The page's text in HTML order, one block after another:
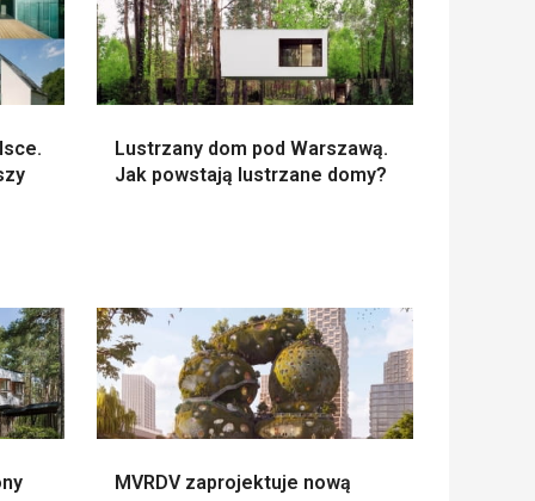
Lustrzany dom pod Warszawą.
Jak powstają lustrzane domy?
MVRDV zaprojektuje nową